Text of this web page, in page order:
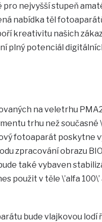
pro nejvyšší stupeň
nabídka těl
kreativitu našich
plný potenciál
na veletrhu
trhu než současné
fotoaparát poskytne
zpracování obrazu
také vybaven
použit v těle \’alfa
bude vlajkovou lodí